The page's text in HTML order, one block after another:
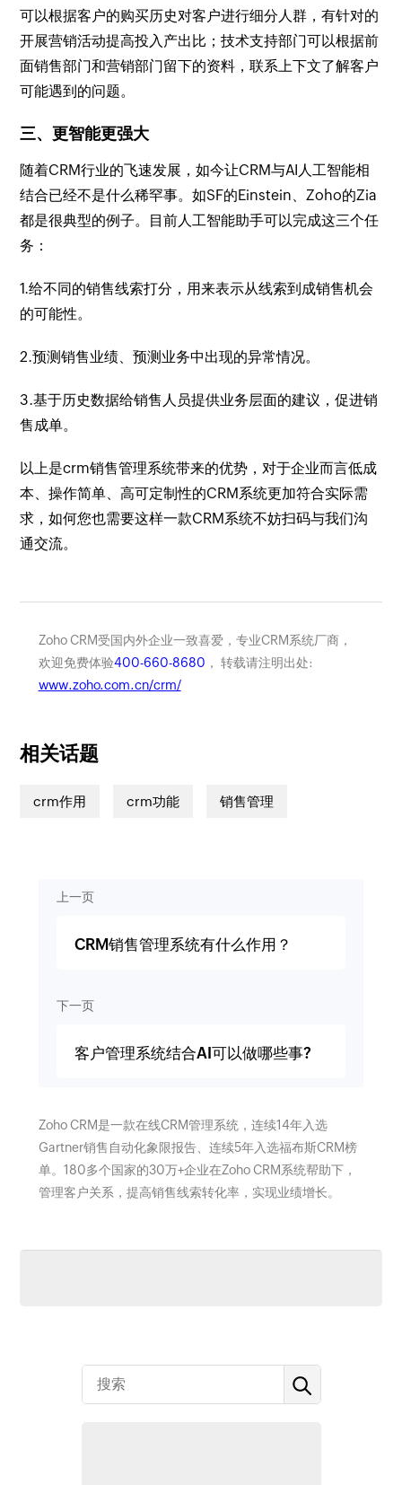
可以根据客户的购买历史对客户进行细分人群，有针对的
开展营销活动提高投入产出比；技术支持部门可以根据前
面销售部门和营销部门留下的资料，联系上下文了解客户
可能遇到的问题。
三、更智能更强大
随着CRM行业的飞速发展，如今让CRM与AI人工智能相
结合已经不是什么稀罕事。如SF的Einstein、Zoho的Zia
都是很典型的例子。目前人工智能助手可以完成这三个任
务：
1.给不同的销售线索打分，用来表示从线索到成销售机会
的可能性。
2.预测销售业绩、预测业务中出现的异常情况。
3.基于历史数据给销售人员提供业务层面的建议，促进销
售成单。
以上是crm销售管理系统带来的优势，对于企业而言低成
本、操作简单、高可定制性的CRM系统更加符合实际需
求，如何您也需要这样一款CRM系统不妨扫码与我们沟
通交流。
Zoho CRM受国内外企业一致喜爱，专业CRM系统厂商，
欢迎免费体验400-660-8680 ， 转载请注明出处:
www.zoho.com.cn/crm/
相关话题
crm作用 crm功能 销售管理
上一页
CRM销售管理系统有什么作用？
下一页
客户管理系统结合AI可以做哪些事?
Zoho CRM是一款在线CRM管理系统，连续14年入选
Gartner销售自动化象限报告、连续5年入选福布斯CRM榜
单。180多个国家的30万+企业在Zoho CRM系统帮助下，
管理客户关系，提高销售线索转化率，实现业绩增长。